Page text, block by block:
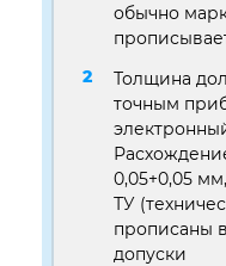
обычно
Толщина
точным
0,05+0,05
ТУ
прописаны
допуски